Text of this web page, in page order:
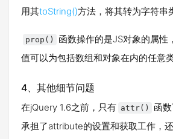
用其toString()方法，将其转为字符串
prop()
函数操作的是JS对象的属性
值可以为包括数组和对象在内的任意类
4、其他细节问题
在jQuery 1.6之前，只有 attr()
函
承担了attribute的设置和获取工作，